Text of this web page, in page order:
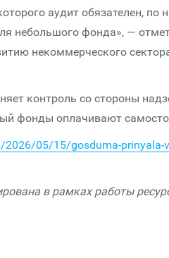
аудит обязателен,
небольшого фонда», —
некоммерческого
контроль со стороны
фонды оплачивают
05/15/gosduma-prinyala-
в рамках работы